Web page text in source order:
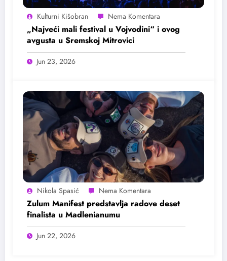
Kulturni Kišobran
„Najveći mali festival u Vojvodini“ i ovog
avgusta u Sremskoj Mitrovici
Jun 23, 2026
Nikola Spasić
Zulum Manifest predstavlja radove deset
finalista u Madlenianumu
Jun 22, 2026